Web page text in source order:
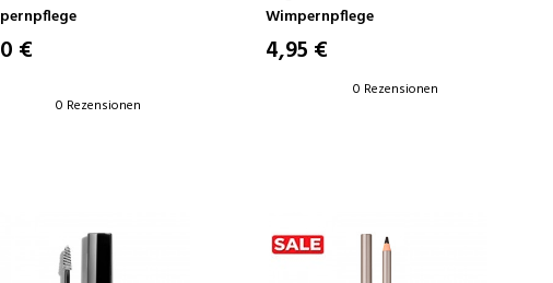
€
0 Rezensionen
Wimpernpflege
4,95 €
0 Rezensionen